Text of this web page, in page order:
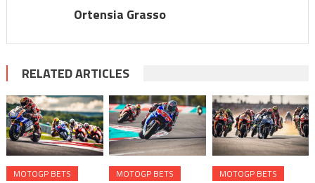
Ortensia Grasso
RELATED ARTICLES
MOTOGP BETS MOTOGP BETS MOTOGP BETS